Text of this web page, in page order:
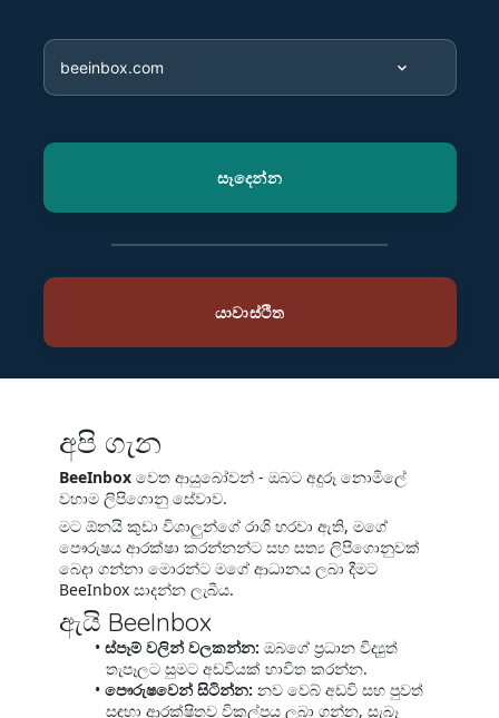
අපි ගැන
BeeInboxවෙත ආයුබෝවන් - ඔබට අදුරූ නොමිලේ
වහාම ලිපිගොනු සේවාව.
මට ඕනයි කුඩා විශාලුන්ගේ රාශි හරවා ඇති, මගේ
පෞරුෂය ආරක්ෂා කරන්නන්ට සහ සත්‍ය ලිපිගොනුවක්
බෙදා ගන්නා මොරන්ට මගේ ආධානය ලබා දීමට
BeeInbox සාදන්න ලැබීය.
ඇයි BeeInbox
ස්පෑම් වලින් වලකන්න: ඔබගේ ප්‍රධාන විද්‍යුත්
තැපෑලට සුමට අඩවියක් භාවිත කරන්න.
පෞරුෂවෙන් සිටින්න: නව වෙබ් අඩවි සහ පුවත්
සඳහා ආරක්ෂිතව විකල්පය ලබා ගන්න, සැබෑ